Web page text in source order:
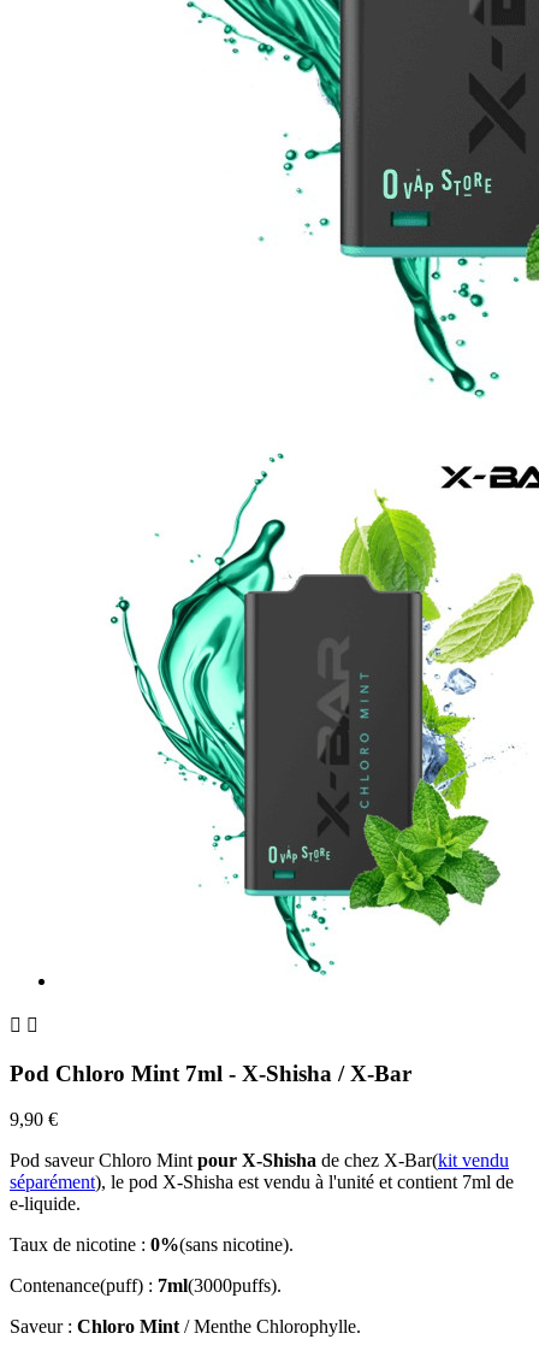
 
Pod Chloro Mint 7ml - X-Shisha / X-Bar
9,90 €
Pod saveur Chloro Mintpour X-Shisha de chez X-Bar(kit vendu
séparément), le pod X-Shisha est vendu à l'unité et contient 7ml de
e-liquide.
Taux de nicotine : 0%(sans nicotine).
Contenance(puff) : 7ml(3000puffs).
Saveur : Chloro Mint/ Menthe Chlorophylle.